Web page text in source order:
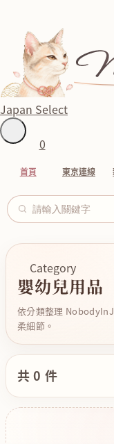
Japan Select
0
首頁 東京連線
Category
嬰幼兒用品
依分類整理
柔細節。
共 0 件